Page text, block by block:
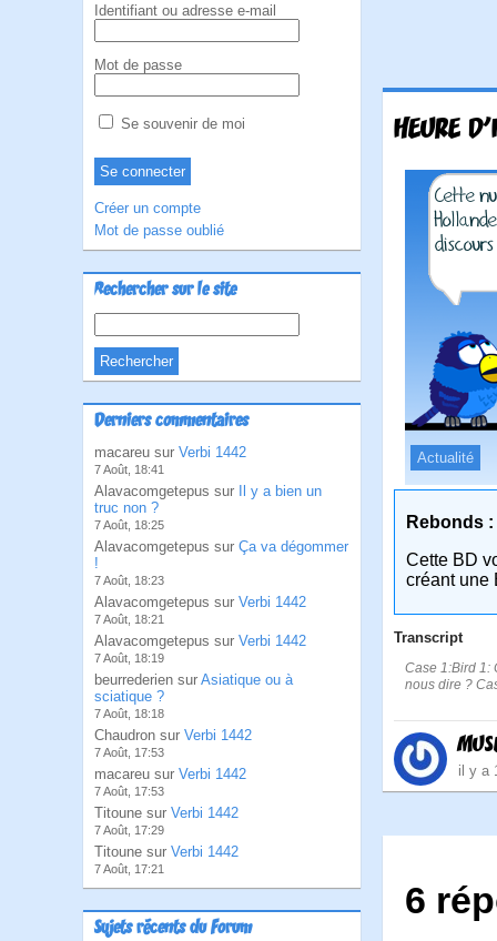
Identifiant ou adresse e-mail
Mot de passe
Se souvenir de moi
Créer un compte
Mot de passe oublié
Rechercher sur le site
Derniers commentaires
macareu sur Verbi 1442
7 Août, 18:41
Alavacomgetepus sur
Il y a bien un
truc non ?
7 Août, 18:25
Alavacomgetepus sur Ça va dégommer
!
7 Août, 18:23
Alavacomgetepus sur Verbi 1442
7 Août, 18:21
Alavacomgetepus sur Verbi 1442
7 Août, 18:19
beurrederien sur Asiatique ou à
sciatique ?
7 Août, 18:18
Chaudron sur Verbi 1442
7 Août, 17:53
macareu sur Verbi 1442
7 Août, 17:53
Titoune sur Verbi 1442
7 Août, 17:29
Titoune sur Verbi 1442
7 Août, 17:21
Sujets récents du Forum
HEURE
Actualité
Rebonds :
Cette BD
créant une
Transcript
Case 1:Bird 1:
nous dire ?
il y a
6